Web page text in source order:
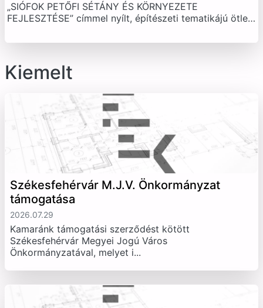
„SIÓFOK PETŐFI SÉTÁNY ÉS KÖRNYEZETE
FEJLESZTÉSE” címmel nyílt, építészeti tematikájú ötle…
Kiemelt
Székesfehérvár M.J.V. Önkormányzat
támogatása
2026.07.29
Kamaránk támogatási szerződést kötött
Székesfehérvár Megyei Jogú Város
Önkormányzatával, melyet i...